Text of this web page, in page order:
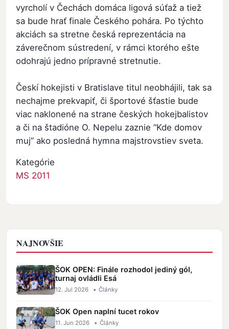
vyrcholí v Čechách domáca ligová súťaž a tiež
sa bude hrať finale Českého pohára. Po týchto
akciách sa stretne česká reprezentácia na
záverečnom sústredení, v rámci ktorého ešte
odohrajú jedno prípravné stretnutie.
Českí hokejisti v Bratislave titul neobhájili, tak sa
nechajme prekvapiť, či športové šťastie bude
viac naklonené na strane českých hokejbalistov
a či na štadióne O. Nepelu zaznie “Kde domov
muj” ako posledná hymna majstrovstiev sveta.
Kategórie
MS 2011
NAJNOVŠIE
ŠOK OPEN: Finále rozhodol jediný gól,
turnaj ovládli Esá
12. Jul 2026 • Články
ŠOK Open naplní tucet rokov
11. Jun 2026 • Články